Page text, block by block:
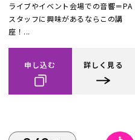
ライブやイベント会場での音響＝PA
スタッフに興味があるならこの講
座！...
申し込む 詳しく見る